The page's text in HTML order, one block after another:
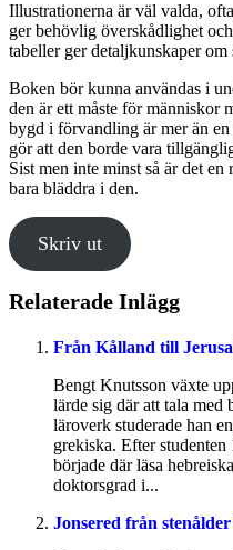
Illustrationerna är väl valda,
ger behövlig överskådlighet
tabeller ger detaljkunskaper om
Boken bör kunna användas i
den är ett måste för människor
bygd i förvandling är mer än
gör att den borde vara
Sist men inte minst så är det
bara bläddra i den.
Skriv ut
Relaterade Inlägg
Från Kålland till
Bengt Knutsson växte
lärde sig där att tala
läroverk studerade han
grekiska. Efter
började där läsa
doktorsgrad i...
Jonsered från